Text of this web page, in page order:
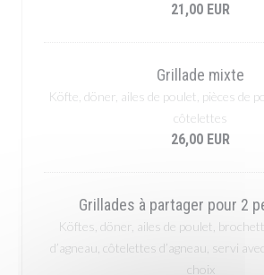
21,00 EUR
Grillade mixte
Köfte, döner, ailes de poulet, pièces de
côtelettes
26,00 EUR
Grillades à partager pour 2
Köftes, döner, ailes de poulet,
d’agneau, côtelettes d’agneau, servi
choix